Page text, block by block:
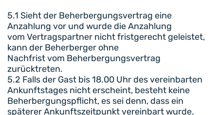
5.1 Sieht der Beherbergungsvertrag eine
Anzahlung vor und wurde die Anzahlung
vom Vertragspartner nicht fristgerecht geleistet,
kann der Beherberger ohne
Nachfrist vom Beherbergungsvertrag
zurücktreten.
5.2 Falls der Gast bis 18.00 Uhr des vereinbarten
Ankunftstages nicht erscheint, besteht keine
Beherbergungspflicht, es sei denn, dass ein
späterer Ankunftszeitpunkt vereinbart wurde.